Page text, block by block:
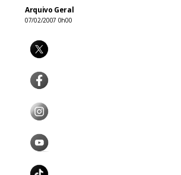
Arquivo Geral
07/02/2007 0h00